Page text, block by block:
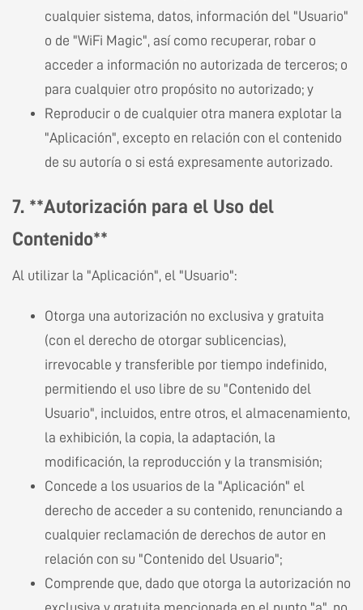
cualquier sistema, datos, información del "Usuario"
o de "WiFi Magic", así como recuperar, robar o
acceder a información no autorizada de terceros; o
para cualquier otro propósito no autorizado; y
Reproducir o de cualquier otra manera explotar la
"Aplicación", excepto en relación con el contenido
de su autoría o si está expresamente autorizado.
7. **Autorización para el Uso del
Contenido**
Al utilizar la "Aplicación", el "Usuario":
Otorga una autorización no exclusiva y gratuita
(con el derecho de otorgar sublicencias),
irrevocable y transferible por tiempo indefinido,
permitiendo el uso libre de su "Contenido del
Usuario", incluidos, entre otros, el almacenamiento,
la exhibición, la copia, la adaptación, la
modificación, la reproducción y la transmisión;
Concede a los usuarios de la "Aplicación" el
derecho de acceder a su contenido, renunciando a
cualquier reclamación de derechos de autor en
relación con su "Contenido del Usuario";
Comprende que, dado que otorga la autorización no